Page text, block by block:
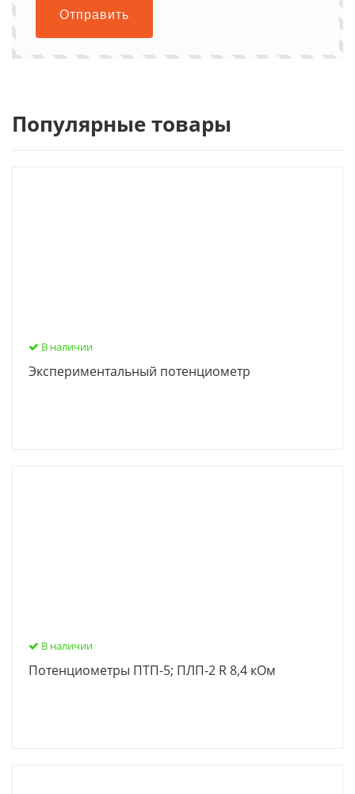
Отправить
Популярные товары
В наличии
Экспериментальный потенциометр
В наличии
Потенциометры ПТП-5; ПЛП-2 R 8,4 кОм